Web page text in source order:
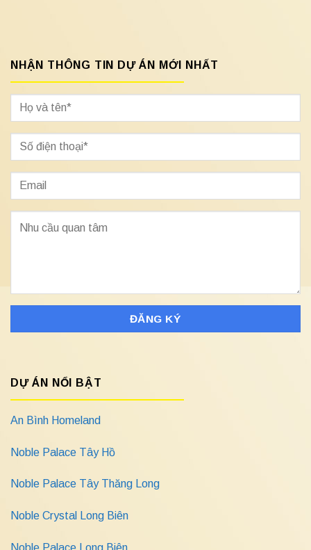
NHẬN THÔNG TIN DỰ ÁN MỚI NHẤT
DỰ ÁN NỔI BẬT
An Bình Homeland
Noble Palace Tây Hồ
Noble Palace Tây Thăng Long
Noble Crystal Long Biên
Noble Palace Long Biên